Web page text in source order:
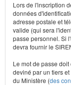
Lors de l'inscription
données
adresse postale et
valide (qui sera
passe personnel. Si
devra fournir le
Le mot de passe
deviné par un tiers
du Ministère (des